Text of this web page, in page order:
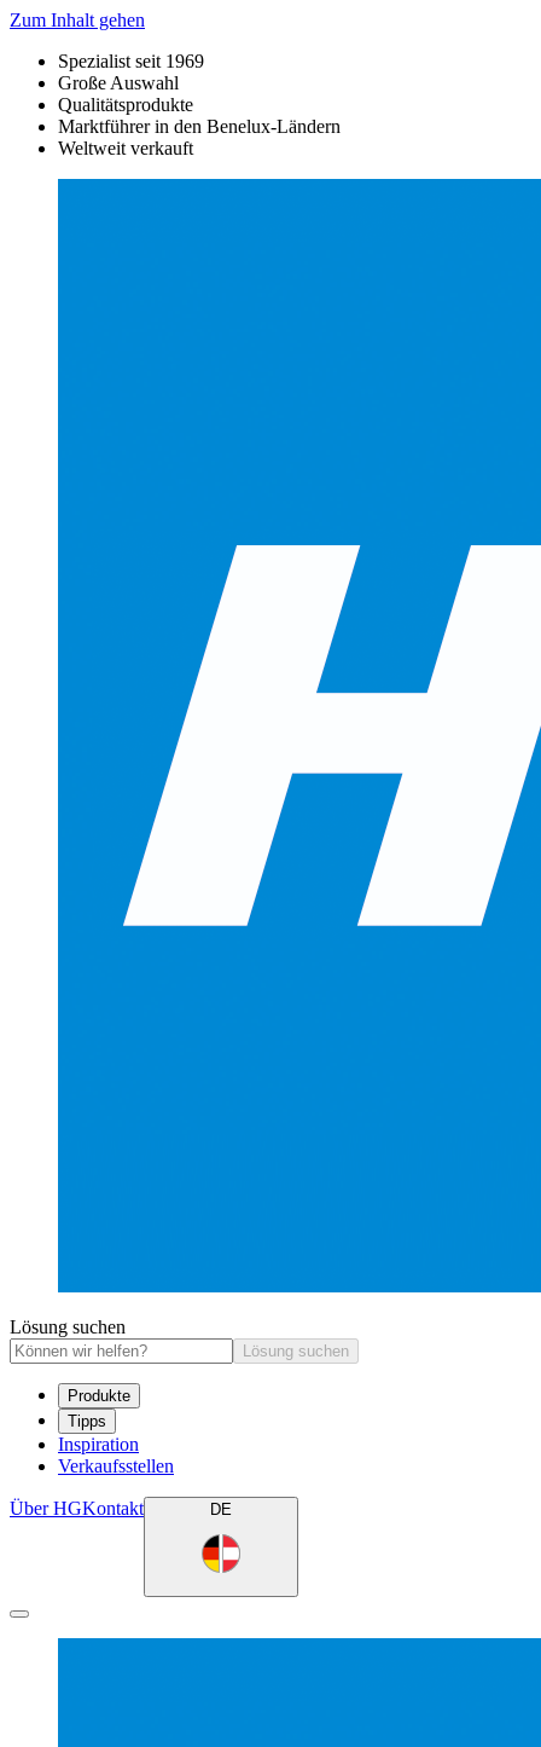
Zum Inhalt gehen
Spezialist seit 1969
Große Auswahl
Qualitätsprodukte
Marktführer in den Benelux-Ländern
Weltweit verkauft
Lösung suchen
Lösung suchen
Produkte
Tipps
Inspiration
Verkaufsstellen
Über HGKontakt DE